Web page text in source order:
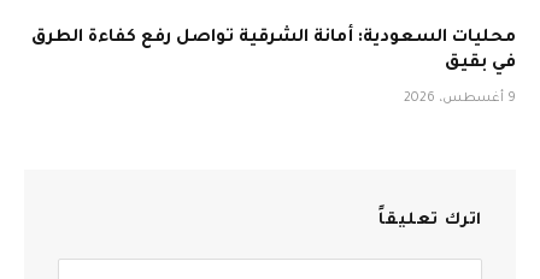
محليات السعودية: أمانة الشرقية تواصل رفع كفاءة الطرق
في بقيق
9 أغسطس، 2026
اترك تعليقاً